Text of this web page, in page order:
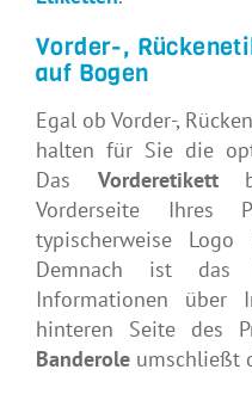
Vorder-,
auf Bogen
Egal ob Vorder-,
halten für Sie die
Das Vorderetikett
Vorderseite Ihres
typischerweise Logo
Demnach ist das
Informationen über
hinteren Seite des
Banderole umschließt